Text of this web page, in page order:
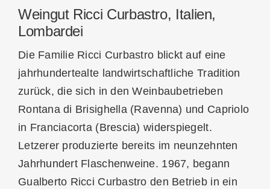
Weingut Ricci Curbastro, Italien,
Lombardei
Die Familie Ricci Curbastro blickt auf eine
jahrhundertealte landwirtschaftliche Tradition
zurück, die sich in den Weinbaubetrieben
Rontana di Brisighella (Ravenna) und Capriolo
in Franciacorta (Brescia) widerspiegelt.
Letzerer produzierte bereits im neunzehnten
Jahrhundert Flaschenweine. 1967, begann
Gualberto Ricci Curbastro den Betrieb in ein